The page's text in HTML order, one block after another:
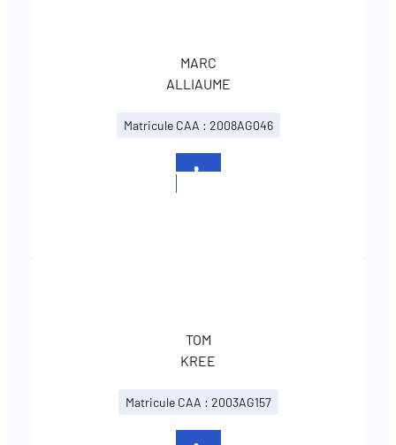
MARC
ALLIAUME
Matricule CAA : 2008AG046
TOM
KREE
Matricule CAA : 2003AG157